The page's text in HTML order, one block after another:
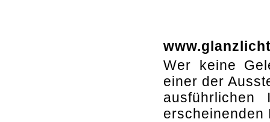
Wer keine
einer der
erscheinenden